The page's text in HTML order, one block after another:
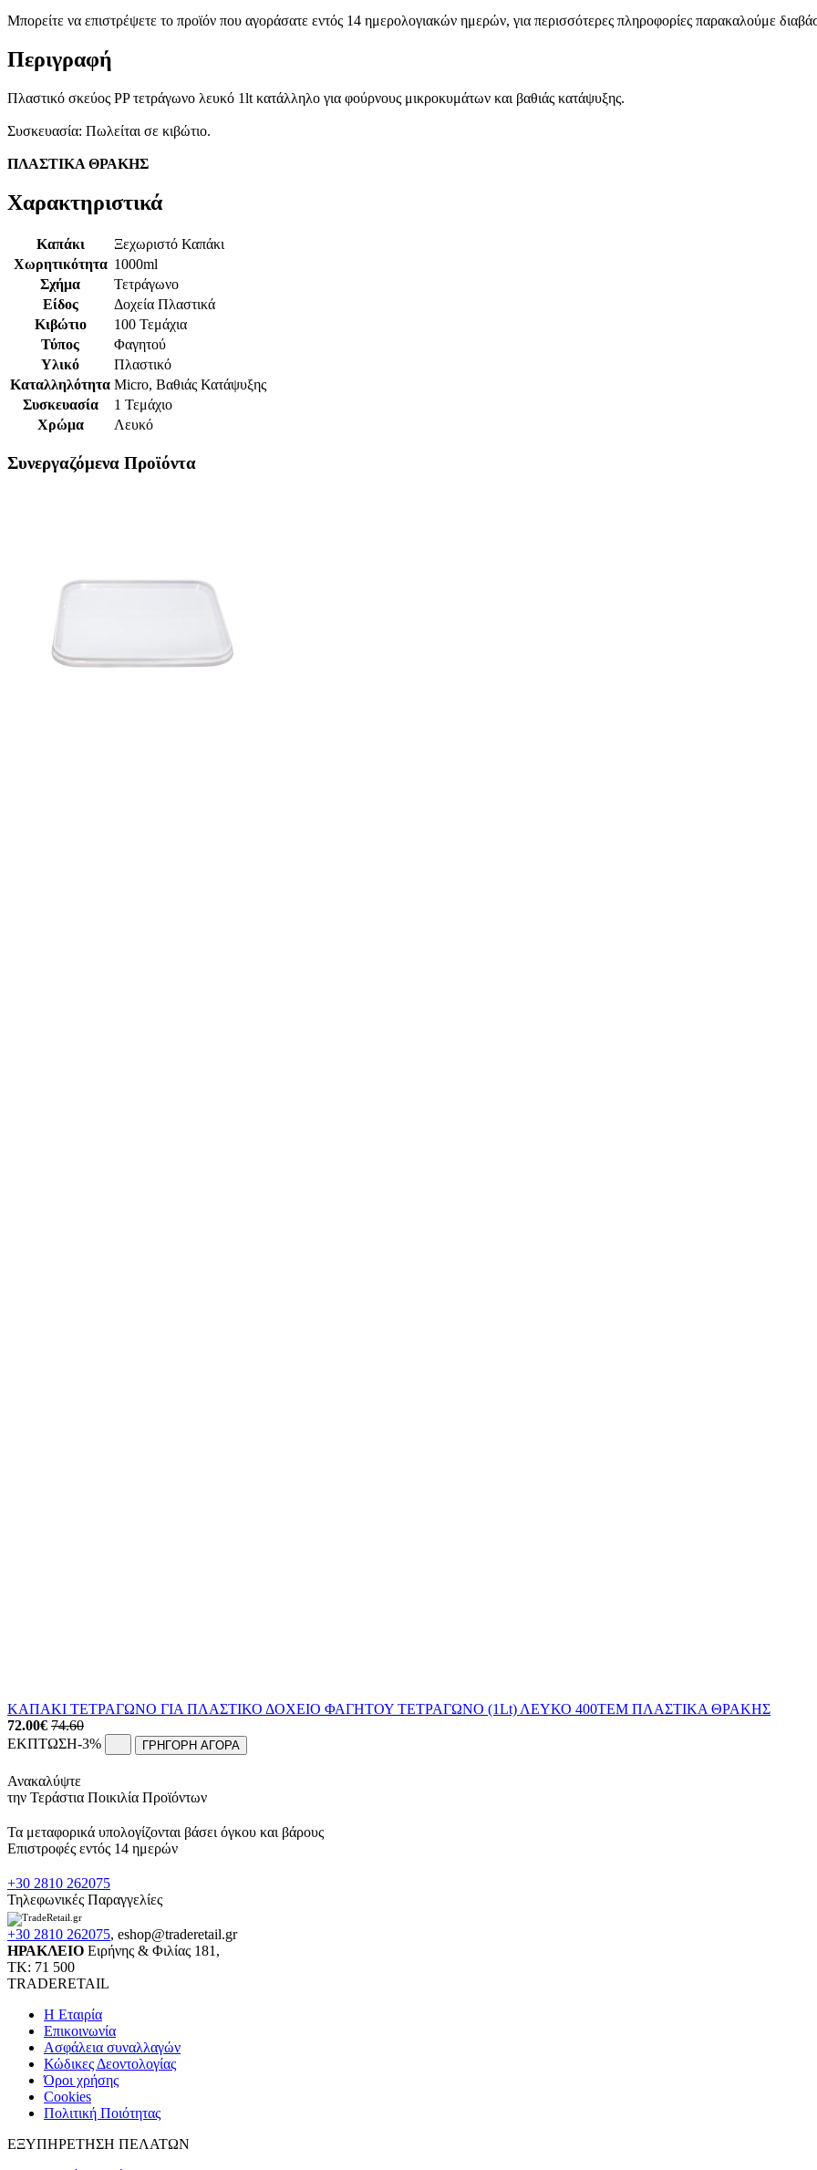
Μπορείτε να επιστρέψετε το προϊόν που αγοράσατε εντός 14 ημερολογιακών ημερών, για περισσότερες πληροφορίες παρακαλούμε
Περιγραφή
Πλαστικό σκεύος PP τετράγωνο λευκό 1lt κατάλληλο για φούρνους μικροκυμάτων και βαθιάς κατάψυξης.
Συσκευασία: Πωλείται σε κιβώτιο.
ΠΛΑΣΤΙΚΑ ΘΡΑΚΗΣ
Χαρακτηριστικά
Καπάκι
Ξεχωριστό Καπάκι
Χωρητικότητα 1000ml
Σχήμα
Τετράγωνο
Είδος
Δοχεία Πλαστικά
Κιβώτιο
100 Τεμάχια
Τύπος
Φαγητού
Υλικό
Πλαστικό
Καταλληλότητα Micro, Βαθιάς Κατάψυξης
Συσκευασία
1 Τεμάχιο
Χρώμα
Λευκό
Συνεργαζόμενα Προϊόντα
ΚΑΠΑΚΙ ΤΕΤΡΑΓΩΝΟ ΓΙΑ ΠΛΑΣΤΙΚΟ ΔΟΧΕΙΟ ΦΑΓΗΤΟΥ ΤΕΤΡΑΓΩΝΟ (1Lt) ΛΕΥΚΟ 400ΤΕΜ ΠΛΑΣΤΙΚΑ ΘΡΑΚΗΣ
72.00€ 74.60
ΕΚΠΤΩΣΗ-3% ΓΡΗΓΟΡΗ ΑΓΟΡΑ
Ανακαλύψτε
την Τεράστια Ποικιλία Προϊόντων
Τα μεταφορικά υπολογίζονται βάσει όγκου και βάρους
Επιστροφές εντός 14 ημερών
+30 2810 262075
Τηλεφωνικές Παραγγελίες
+30 2810 262075, eshop@traderetail.gr
ΗΡΑΚΛΕΙΟ Ειρήνης & Φιλίας 181,
ΤΚ: 71 500
TRADERETAIL
H Εταιρία
Eπικοινωνία
Ασφάλεια συναλλαγών
Κώδικες Δεοντολογίας
Όροι χρήσης
Cookies
Πολιτική Ποιότητας
ΕΞΥΠΗΡΕΤΗΣΗ ΠΕΛΑΤΩΝ